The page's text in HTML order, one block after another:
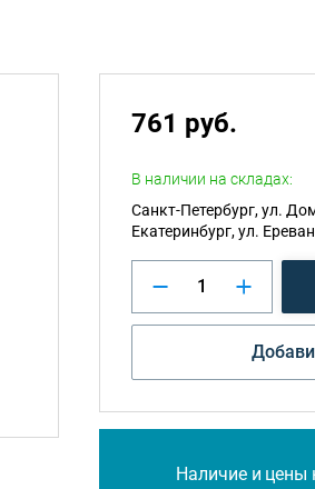
761 руб.
В наличии на складах:
Санкт-Петербург, ул.
Екатеринбург, ул.
Наличие и цены